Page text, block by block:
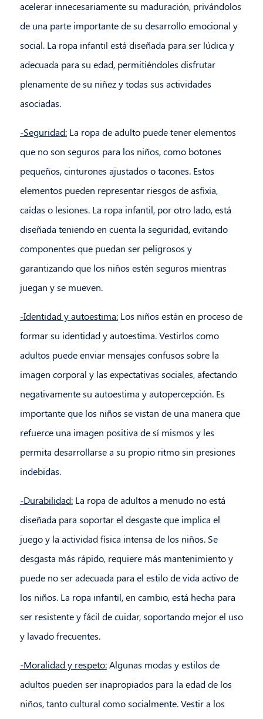
acelerar innecesariamente su maduración, privándolos
de una parte importante de su desarrollo emocional y
social. La ropa infantil está diseñada para ser lúdica y
adecuada para su edad, permitiéndoles disfrutar
plenamente de su niñez y todas sus actividades
asociadas.
-Seguridad:La ropa de adulto puede tener elementos
que no son seguros para los niños, como botones
pequeños, cinturones ajustados o tacones. Estos
elementos pueden representar riesgos de asfixia,
caídas o lesiones. La ropa infantil, por otro lado, está
diseñada teniendo en cuenta la seguridad, evitando
componentes que puedan ser peligrosos y
garantizando que los niños estén seguros mientras
juegan y se mueven.
-Identidad y autoestima:Los niños están en proceso de
formar su identidad y autoestima. Vestirlos como
adultos puede enviar mensajes confusos sobre la
imagen corporal y las expectativas sociales, afectando
negativamente su autoestima y autopercepción. Es
importante que los niños se vistan de una manera que
refuerce una imagen positiva de sí mismos y les
permita desarrollarse a su propio ritmo sin presiones
indebidas.
-Durabilidad:La ropa de adultos a menudo no está
diseñada para soportar el desgaste que implica el
juego y la actividad física intensa de los niños. Se
desgasta más rápido, requiere más mantenimiento y
puede no ser adecuada para el estilo de vida activo de
los niños. La ropa infantil, en cambio, está hecha para
ser resistente y fácil de cuidar, soportando mejor el uso
y lavado frecuentes.
-Moralidad y respeto:Algunas modas y estilos de
adultos pueden ser inapropiados para la edad de los
niños, tanto cultural como socialmente. Vestir a los